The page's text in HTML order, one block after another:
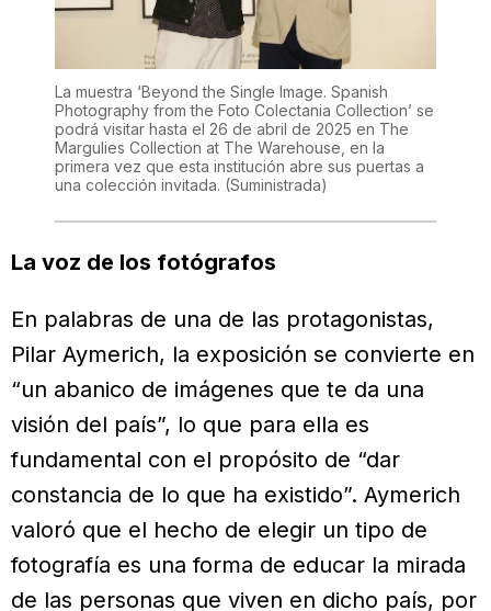
La muestra ‘Beyond the Single Image. Spanish
Photography from the Foto Colectania Collection’ se
podrá visitar hasta el 26 de abril de 2025 en The
Margulies Collection at The Warehouse, en la
primera vez que esta institución abre sus puertas a
una colección invitada. (Suministrada)
La voz de los fotógrafos
En palabras de una de las protagonistas,
Pilar Aymerich, la exposición se convierte en
“un abanico de imágenes que te da una
visión del país”, lo que para ella es
fundamental con el propósito de “dar
constancia de lo que ha existido”. Aymerich
valoró que el hecho de elegir un tipo de
fotografía es una forma de educar la mirada
de las personas que viven en dicho país, por